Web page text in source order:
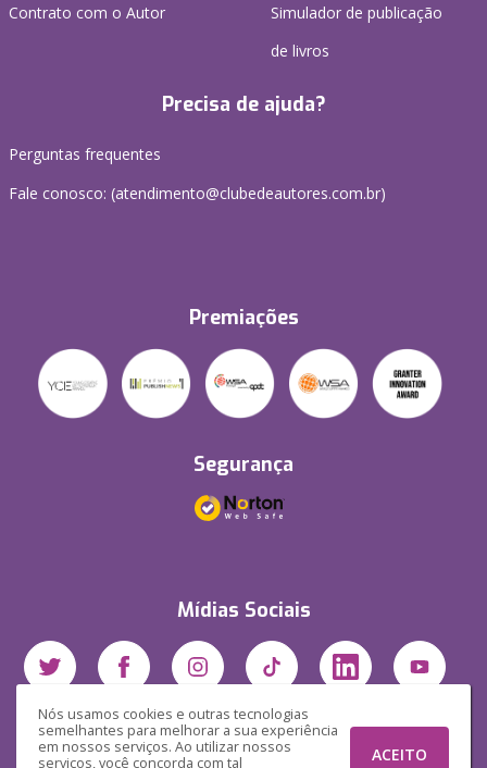
Nós usamos cookies e outras tecnologias
semelhantes para melhorar a sua experiência
em nossos serviços. Ao utilizar nossos
serviços, você concorda com tal
ACEITO
Contrato com o Autor
Simulador de publicação
de livros
Precisa de ajuda?
Perguntas frequentes
Fale conosco: (atendimento@clubedeautores.com.br)
Premiações
Segurança
Mídias Sociais